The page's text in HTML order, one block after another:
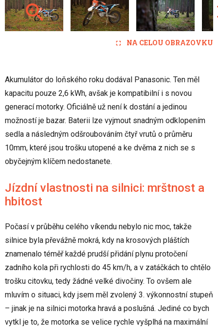
NA CELOU OBRAZOVKU
Akumulátor do loňského roku dodával Panasonic. Ten měl
kapacitu pouze 2,6 kWh, avšak je kompatibilní i s novou
generací motorky. Oficiálně už není k dostání a jedinou
možností je bazar. Baterii lze vyjmout snadným odklopením
sedla a následným odšroubováním čtyř vrutů o průměru
10mm, které jsou trošku utopené a ke dvěma z nich se s
obyčejným klíčem nedostanete.
Jízdní vlastnosti na silnici: mrštnost a
hbitost
Počasí v průběhu celého víkendu nebylo nic moc, takže
silnice byla převážně mokrá, kdy na krosových pláštích
znamenalo téměř každé prudší přidání plynu protočení
zadního kola při rychlosti do 45 km/h, a v zatáčkách to chtělo
trošku citovku, tedy žádné velké divočiny. To ovšem ale
mluvím o situaci, kdy jsem měl zvolený 3. výkonnostní stupeň
– jinak je na silnici motorka hravá a poslušná. Jediné co bych
vytkl je to, že motorka se velice rychle vyšplhá na maximální